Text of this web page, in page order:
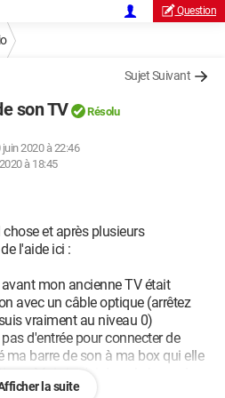
Question
Sujet Suivant
son TV Résolu
2020 à 22:46
à 18:45
et après plusieurs
l'aide ici :
mon ancienne TV était
avec un câble optique (arrêtez
vraiment au niveau 0)
d'entrée pour connecter de
ma barre de son à ma box qui elle
Mais je n'ai donc la barre de
la console ou en USB sur la TV.
la suite